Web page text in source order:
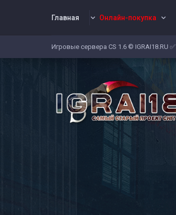
Главная Онлайн-покупка
Игровые сервера CS 1.6 © IGRAI18.RU ✅